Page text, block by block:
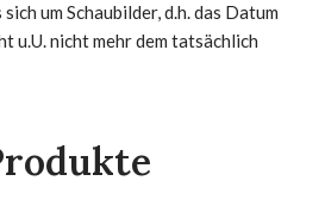
um Schaubilder, d.h. das Datum
u.U. nicht mehr dem tatsächlich